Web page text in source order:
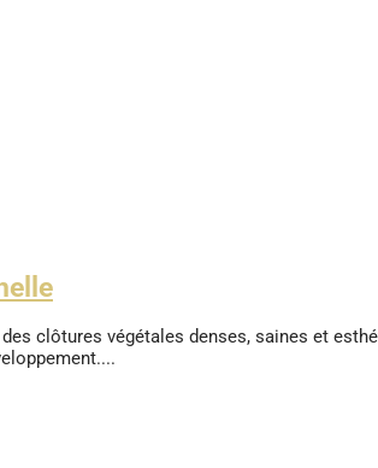
clôtures végétales denses, saines et